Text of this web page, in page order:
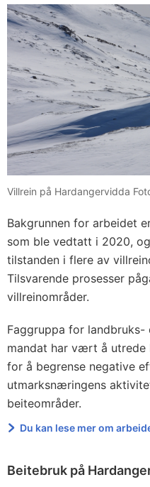
Villrein på Hardangervidda
Bakgrunnen for arbeidet
som ble vedtatt i 2020,
tilstanden i flere av
Tilsvarende prosesser
villreinområder.
Faggruppa for
mandat har vært å utrede
for å begrense negative
utmarksnæringens
beiteområder.
Du kan lese mer om
Beitebruk på